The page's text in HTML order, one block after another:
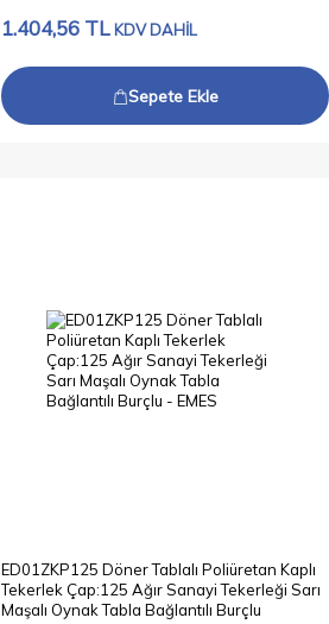
1.404,56 TL KDV DAHİL
Sepete Ekle
ED01ZKP125 Döner Tablalı Poliüretan Kaplı
Tekerlek Çap:125 Ağır Sanayi Tekerleği Sarı
Maşalı Oynak Tabla Bağlantılı Burçlu